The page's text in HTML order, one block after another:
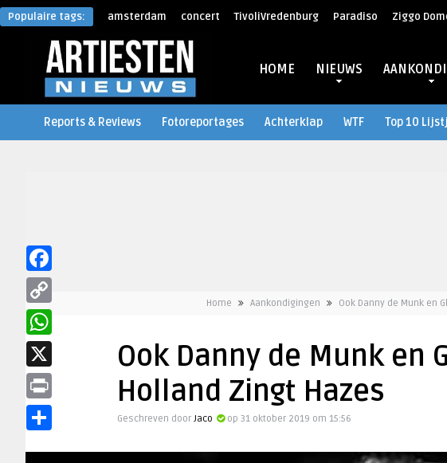
Populaire tags: amsterdam concert TivoliVredenburg Paradiso Ziggo
HOME NIEUWS
Reports & Reviews Fotoreportages Achterklap WTF Top 10
Home Aankondigingen Ook Danny de Munk en
Ook Danny de Munk en
Holland Zingt Hazes
Geschreven door Jaco op 31 oktober 2019 om 15:56
Facebook
Copy
Link
WhatsApp
X
Print